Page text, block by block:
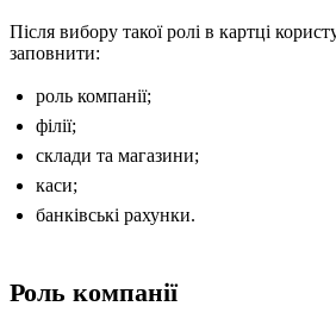
Після вибору такої ролі в картці
заповнити:
роль компанії;
філії;
склади та магазини;
каси;
банківські рахунки.
Роль компанії